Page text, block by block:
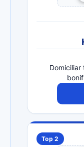
Domiciliar
Top 2